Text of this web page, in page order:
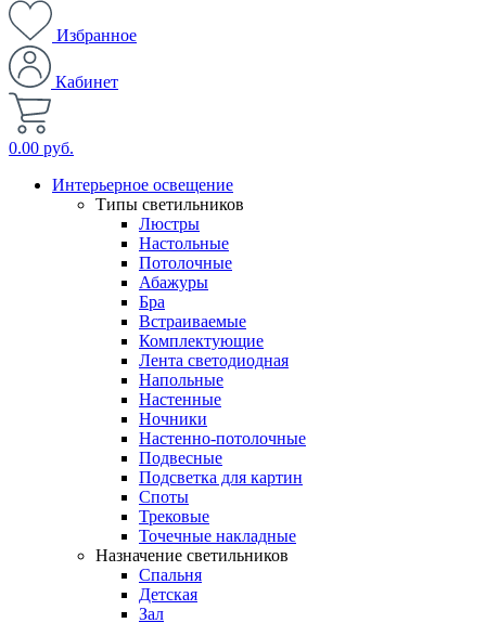
Избранное
Кабинет
0.00 руб.
Интерьерное освещение
Типы светильников
Люстры
Настольные
Потолочные
Абажуры
Бра
Встраиваемые
Комплектующие
Лента светодиодная
Напольные
Настенные
Ночники
Настенно-потолочные
Подвесные
Подсветка для картин
Споты
Трековые
Точечные накладные
Назначение светильников
Спальня
Детская
Зал